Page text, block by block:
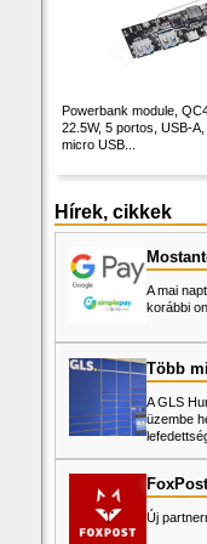
Powerbank module,
22.5W, 5 portos, USB-A,
micro USB...
Hírek, cikkek
A mai
korábbi
Több
A GLS
üzembe
Új